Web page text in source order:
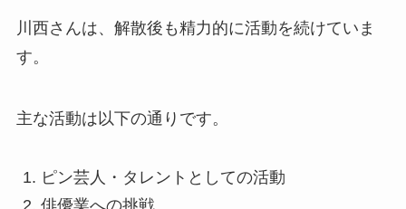
川西さんは、解散後も精力的に活動を続けていま
す。
主な活動は以下の通りです。
ピン芸人・タレントとしての活動
俳優業への挑戦